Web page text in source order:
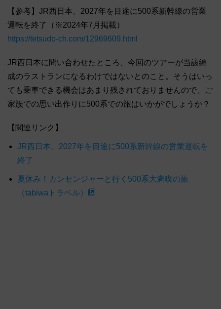
【参考】JR西日本、2027年を目途に500系新幹線の営業
運転を終了（※2024年7月掲載）
https://tetsudo-ch.com/12969609.html
JR西日本に問い合わせたところ、今回のツアーが当該編
成のラストランになるわけではないとのこと。そうはいっ
ても乗車できる機会はあまり残されておりませんので、ご
家族での思い出作りに500系での旅はいかがでしょうか？
【関連リンク】
JR西日本、2027年を目途に500系新幹線の営業運転を
終了
夏休み！カンセンジャーと行く500系大満喫の旅
（tabiwaトラベル）